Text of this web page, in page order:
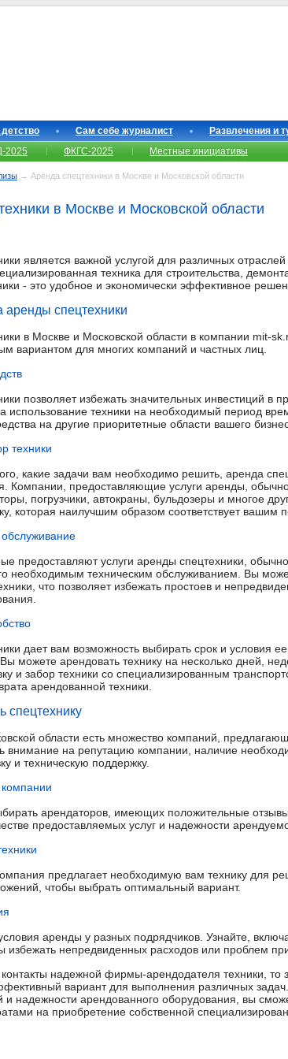
Сам себе журналист
Развлечения и
2025 ФКГС-2025 Местные инициативы
→ Аренда спецтехники в Москве и Московской области
в Москве и Московской области
является важной услугой для различных
техника для строительства,
- это удобное и экономически эффективное
спецтехники
в Москве и Московской области в компании mit-
вариантом для многих компаний и частных лиц.
позволяет избежать значительных инвестиций в
использование техники на необходимый период
на другие приоритетные области вашего
техники
какие задачи вам необходимо решить, аренда
Компании, предоставляющие услуги аренды,
погрузчики, автокраны, бульдозеры и многое
которая наилучшим образом соответствует вашим
предоставляют услуги аренды спецтехники,
необходимым техническим обслуживанием. Вы
что позволяет избежать простоев и
дает вам возможность выбирать срок и условия
можете арендовать технику на несколько дней,
и забор техники со специализированным
арендованной техники.
спецтехнику
области есть множество компаний,
внимание на репутацию компании, наличие
и техническую поддержку.
арендаторов, имеющих положительные
предоставляемых услуг и надежности
предлагает необходимую вам технику для
чтобы выбрать оптимальный вариант.
аренды у разных подрядчиков. Узнайте,
избежать непредвиденных расходов или проблем
надежной фирмы-арендодателя техники, то
вариант для выполнения различных
и надежности арендованного оборудования, вы
на приобретение собственной